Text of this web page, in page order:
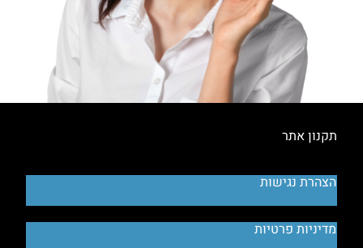
תקנון אתר
הצהרת נגישות
מדיניות פרטיות